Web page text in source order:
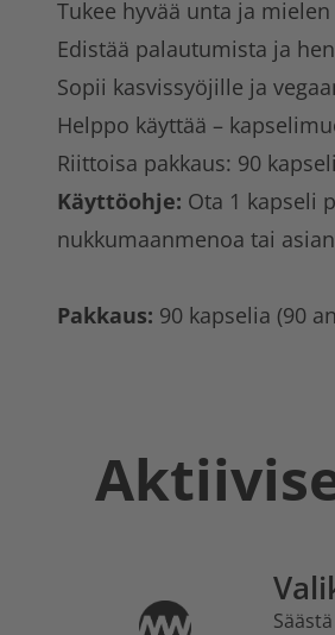
Tukee hyvää unta ja
Edistää palautumista ja
Sopii kasvissyöjille ja
Helppo käyttää –
Riittoisa pakkaus: 90
Käyttöohje: Ota 1 kapseli
nukkumaanmenoa tai
Pakkaus: 90 kapselia (90